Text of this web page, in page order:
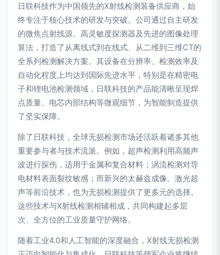
日联科技作为中国领先的X射线检测装备供应商，始
终专注于核心技术的研发与突破。公司通过自主研发
的微焦点射线源、高灵敏度探测器及先进的图像处理
算法，打造了从离线式到在线式、从二维到三维CT的
全系列检测解决方案。其设备在分辨率、检测效率及
自动化程度上均达到国际先进水平，特别是在精密电
子和锂电池检测领域，日联科技的产品能清晰呈现焊
点质量、电芯内部结构等微观细节，为智能制造提供
了坚实保障。
除了日联科技，全球无损检测市场还活跃着诸多其他
重要参与者与技术流派。例如，超声检测利用高频声
波进行探伤，适用于金属和复合材料；涡流检测对导
电材料表面裂纹敏感；而新兴的太赫兹成像、激光超
声等前沿技术，也为无损检测提供了更多元的选择。
这些技术与X射线检测相辅相成，共同构建起多层
次、全方位的工业质量守护网络。
随着工业4.0和人工智能的深度融合，X射线无损检测